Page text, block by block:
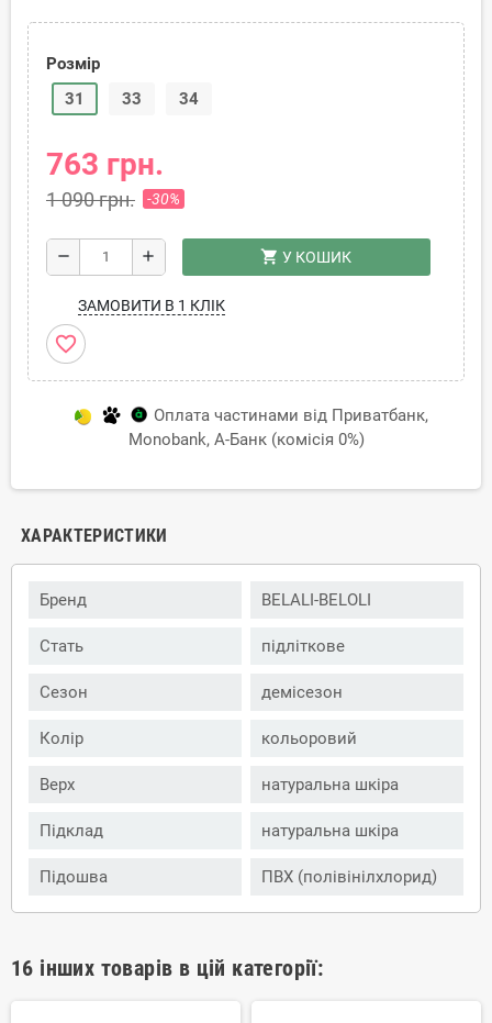
Розмір
31
33 34
763 грн.
1 090 грн. -30%
remove add shopping_cart У КОШИК
ЗАМОВИТИ В 1 КЛІК
favorite_border
Оплата частинами від Приватбанк,
Monobank, А-Банк (комісія 0%)
ХАРАКТЕРИСТИКИ
Бренд BELALI-BELOLI
Стать підліткове
Сезон демісезон
Колір кольоровий
Верх натуральна шкіра
Підклад натуральна шкіра
Підошва ПВХ (полівінілхлорид)
16 інших товарів в цій категорії: